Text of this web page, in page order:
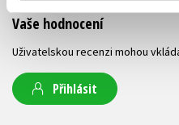
Vaše hodnocení
Uživatelskou recenzi mohou
Přihlásit